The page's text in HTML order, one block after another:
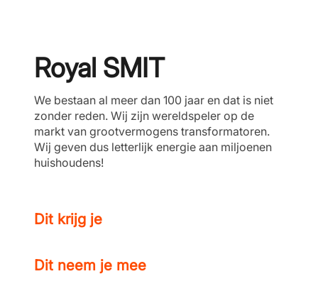
Royal SMIT
We bestaan al meer dan 100 jaar en dat is niet
zonder reden. Wij zijn wereldspeler op de
markt van grootvermogens transformatoren.
Wij geven dus letterlijk energie aan miljoenen
huishoudens!
Dit krijg je
Dit neem je mee